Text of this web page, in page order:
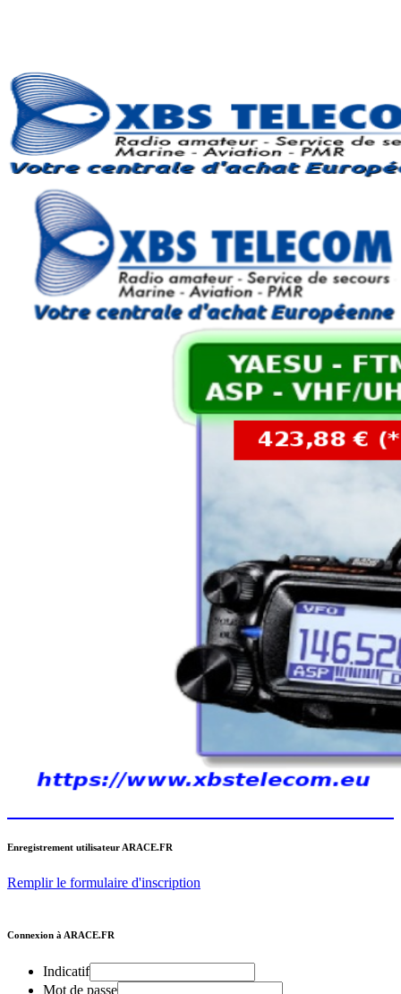
Enregistrement utilisateur ARACE.FR
Remplir le formulaire d'inscription
Connexion à ARACE.FR
Indicatif
Mot de passe